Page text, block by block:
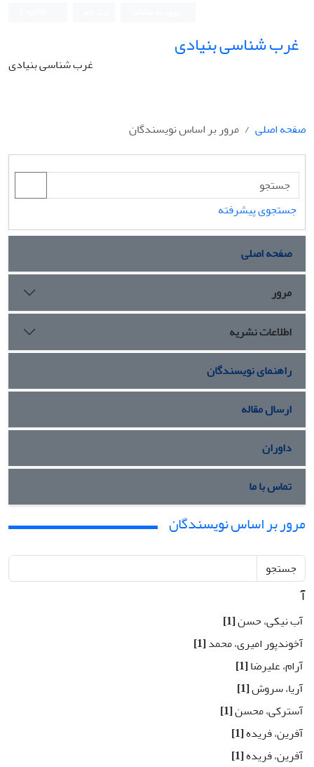
غرب شناسی بنیادی
غرب شناسی بنیادی
صفحه اصلی مرور بر اساس نویسندگان
جستجوی پیشرفته
صفحه اصلی
مرور
اطلاعات نشریه
راهنمای نویسندگان
ارسال مقاله
داوران
تماس با ما
مرور بر اساس نویسندگان
جستجو
آ
آب نیکی، حسن[1]
آخوندپور امیری، محمد[1]
آرام، علیرضا[1]
آریا، سروش[1]
آسترکی، محسن[1]
آفرین، فریده[1]
آفرین، فریده[1]